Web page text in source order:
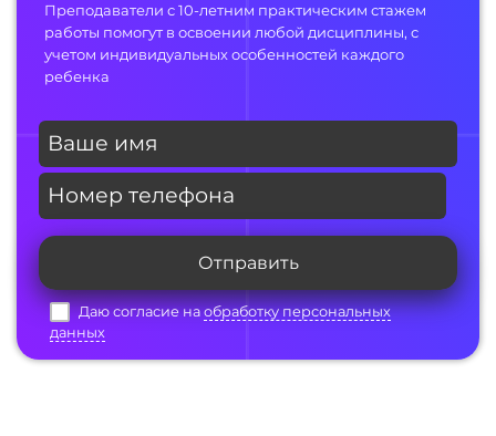
Преподаватели с 10-летним практическим стажем
работы помогут в освоении любой дисциплины, с
учетом индивидуальных особенностей каждого
ребенка
Отправить
Даю согласие наобработку персональных
данных